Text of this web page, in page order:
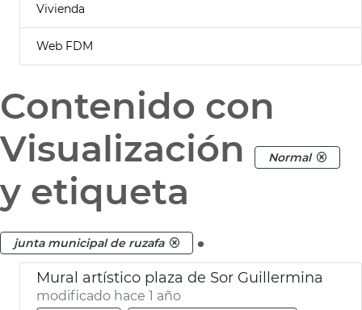
Vivienda
Web FDM
Contenido con
Visualización
Normal
y etiqueta
junta municipal de ruzafa .
Mural artístico plaza de Sor Guillermina
modificado hace 1 año